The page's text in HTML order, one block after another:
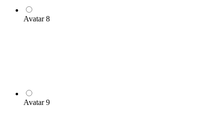
Avatar 8
Avatar 9